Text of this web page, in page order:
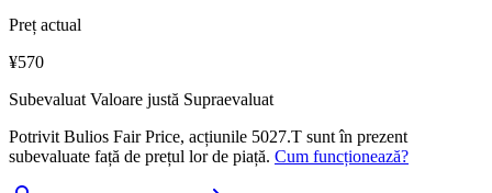
Preț actual
¥570
Subevaluat Valoare justă Supraevaluat
Potrivit Bulios Fair Price, acțiunile 5027.T sunt în prezent
subevaluate față de prețul lor de piață. Cum funcționează?